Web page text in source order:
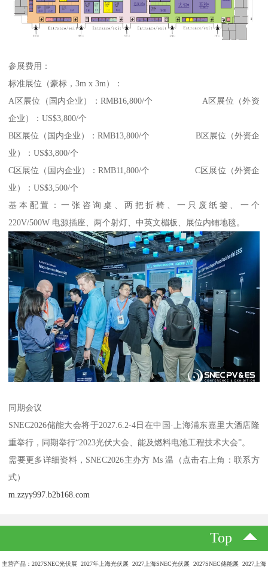
参展费用：
标准展位（豪标，3m x 3m）：
A区展位（国内企业）：RMB16,800/个 A区展位（外资
企业）：US$3,800/个
B区展位（国内企业）：RMB13,800/个 B区展位（外资企
业）：US$3,800/个
C区展位（国内企业）：RMB11,800/个 C区展位（外资企
业）：US$3,500/个
基本配置：一张咨询桌、两把折椅、一只废纸篓、一个
220V/500W 电源插座、两个射灯、中英文楣板、展位内铺地毯。
同期会议
SNEC2026储能大会将于2027.6.2-4日在中国·上海浦东嘉里大酒店隆
重举行，同期举行“2023光伏大会、能及燃料电池工程技术大会”。
需要更多详细资料，SNEC2026主办方 Ms 温（点击右上角：联系方
式）
m.zzyy997.b2b168.com
Top
主营产品：2027SNEC光伏展 2027年上海光伏展 2027上海SNEC光伏展 2027SNEC储能展 2027上海